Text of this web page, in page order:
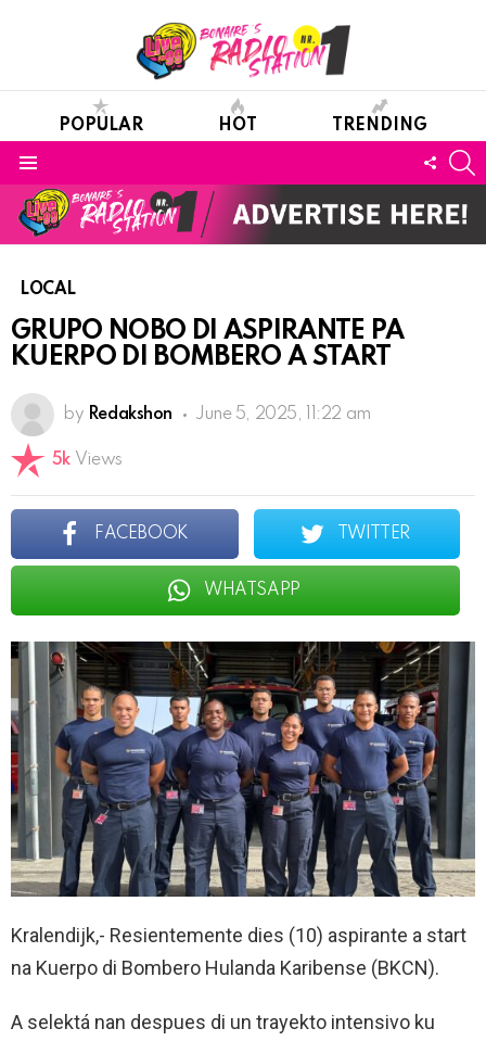
POPULAR HOT TRENDING
LOCAL
GRUPO NOBO DI ASPIRANTE PA
KUERPO DI BOMBERO A START
by Redakshon June 5, 2025, 11:22 am
5k Views
FACEBOOK TWITTER
WHATSAPP
Kralendijk,- Resientemente dies (10) aspirante a start
na Kuerpo di Bombero Hulanda Karibense (BKCN).
A selektá nan despues di un trayekto intensivo ku